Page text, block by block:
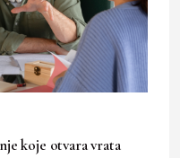
koje otvara vrata